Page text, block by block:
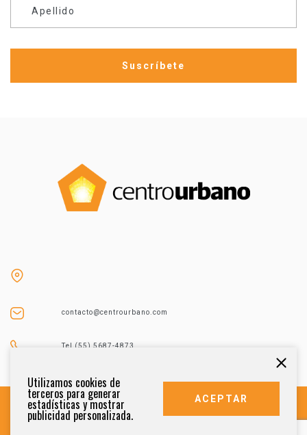
Apellido
contacto@centrourbano.com
Tel (55) 5687-4873
Utilizamos cookies de
terceros para generar
estadísticas y mostrar
publicidad personalizada.
ACEPTAR